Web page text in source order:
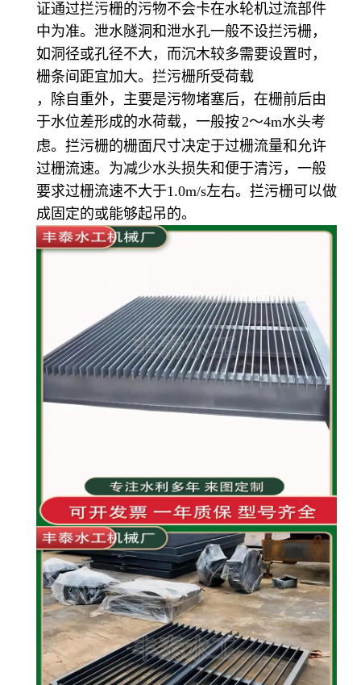
证通过拦污栅的污物不会卡在水轮机过流部件
中为准。泄水隧洞和泄水孔一般不设拦污栅，
如洞径或孔径不大，而沉木较多需要设置时，
栅条间距宜加大。拦污栅所受荷载
，除自重外，主要是污物堵塞后，在栅前后由
于水位差形成的水荷载，一般按2～4m水头考
虑。拦污栅的栅面尺寸决定于过栅流量和允许
过栅流速。为减少水头损失和便于清污，一般
要求过栅流速不大于1.0m/s左右。拦污栅可以做
成固定的或能够起吊的。